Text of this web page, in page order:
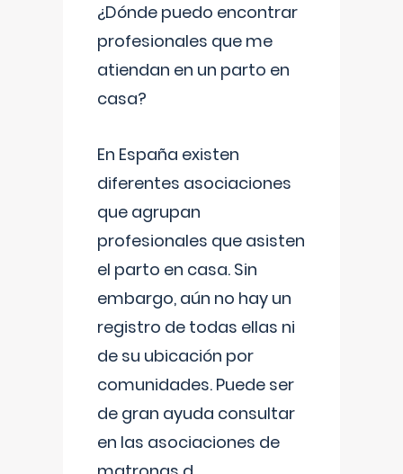
¿Dónde puedo encontrar
profesionales que me
atiendan en un parto en
casa?
En España existen
diferentes asociaciones
que agrupan
profesionales que asisten
el parto en casa. Sin
embargo, aún no hay un
registro de todas ellas ni
de su ubicación por
comunidades. Puede ser
de gran ayuda consultar
en las asociaciones de